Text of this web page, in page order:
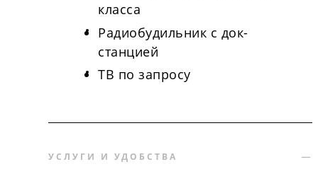
класса
Радиобудильник с док-
станцией
ТВ по запросу
УСЛУГИ И УДОБСТВА